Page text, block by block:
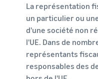
La représentation
un particulier ou
d'une société non
l'UE. Dans de
représentants
responsables des